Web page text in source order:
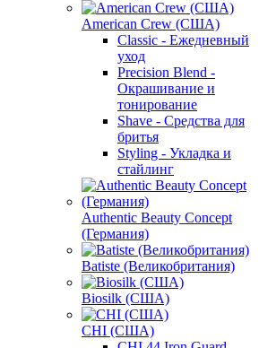
American Crew (США)
Classic - Ежедневный
уход
Precision Blend -
Окрашивание и
тонирование
Shave - Средства для
бритья
Styling - Укладка и
стайлинг
Authentic Beauty Concept
(Германия)
Batiste (Великобритания)
Biosilk (США)
CHI (США)